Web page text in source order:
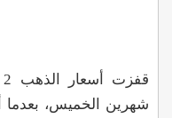
قفزت أسعار الذهب 2
شهرين الخميس، بعدما